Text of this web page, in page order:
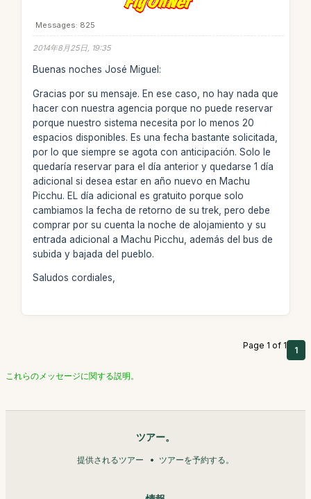
Messages: 825
2014年8月25日, 19:35
Buenas noches José Miguel:
Gracias por su mensaje. En ese caso, no hay nada que
hacer con nuestra agencia porque no puede reservar
porque nuestro sistema necesita por lo menos 20
espacios disponibles. Es una fecha bastante solicitada,
por lo que siempre se agota con anticipación. Solo le
quedaría reservar para el día anterior y quedarse 1 día
adicional si desea estar en año nuevo en Machu
Picchu. EL día adicional es gratuito porque solo
cambiamos la fecha de retorno de su trek, pero debe
comprar por su cuenta la noche de alojamiento y su
entrada adicional a Machu Picchu, además del bus de
subida y bajada del pueblo.
Saludos cordiales,
Page 1 of 1 1
これらのメッセージに関する説明。
ツアー。
提供されるツアー ツアーを予約する。